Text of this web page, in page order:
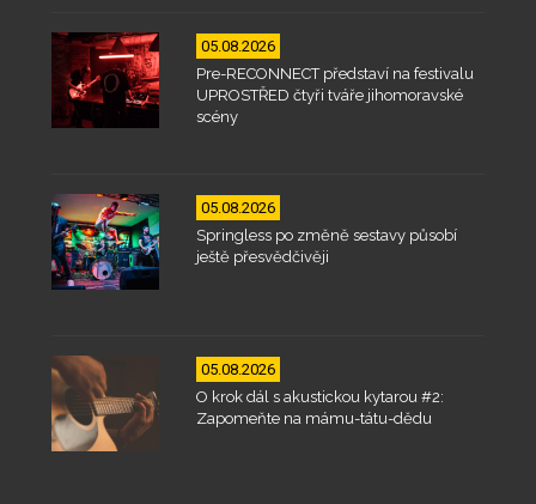
05.08.2026
Pre-RECONNECT představí na festivalu
UPROSTŘED čtyři tváře jihomoravské
scény
05.08.2026
Springless po změně sestavy působí
ještě přesvědčivěji
05.08.2026
O krok dál s akustickou kytarou #2:
Zapomeňte na mámu-tátu-dědu